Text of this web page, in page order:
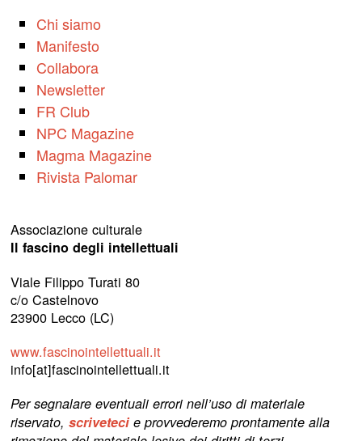
Chi siamo
Manifesto
Collabora
Newsletter
FR Club
NPC Magazine
Magma Magazine
Rivista Palomar
Associazione culturale
Il fascino degli intellettuali
Viale Filippo Turati 80
c/o Castelnovo
23900 Lecco (LC)
www.fascinointellettuali.it
info[at]fascinointellettuali.it
Per segnalare eventuali errori nell’uso di materiale
riservato,scriveteci e provvederemo prontamente alla